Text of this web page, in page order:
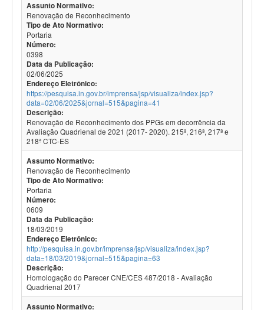
Assunto Normativo:
Renovação de Reconhecimento
Tipo de Ato Normativo:
Portaria
Número:
0398
Data da Publicação:
02/06/2025
Endereço Eletrônico:
https://pesquisa.in.gov.br/imprensa/jsp/visualiza/index.jsp?
data=02/06/2025&jornal=515&pagina=41
Descrição:
Renovação de Reconhecimento dos PPGs em decorrência da
Avaliação Quadrienal de 2021 (2017- 2020). 215ª, 216ª, 217ª e
218ª CTC-ES
Assunto Normativo:
Renovação de Reconhecimento
Tipo de Ato Normativo:
Portaria
Número:
0609
Data da Publicação:
18/03/2019
Endereço Eletrônico:
http://pesquisa.in.gov.br/imprensa/jsp/visualiza/index.jsp?
data=18/03/2019&jornal=515&pagina=63
Descrição:
Homologação do Parecer CNE/CES 487/2018 - Avaliação
Quadrienal 2017
Assunto Normativo: